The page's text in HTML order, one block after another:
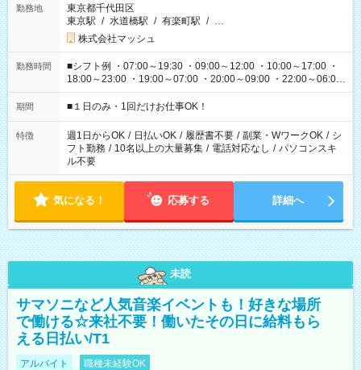
勤務地
東京都千代田区
東京駅 / 水道橋駅 / 有楽町駅 / …
株式会社マッシュ
勤務時間
■シフト例 ・07:00～19:30 ・09:00～12:00 ・10:00～17:00 ・
18:00～23:00 ・19:00～07:00 ・20:00～09:00 ・22:00～06:00
etc ★最短で3時間で5,120円のお仕事から 15時間で2万円近く稼
げるお仕事も！ ご希望のお時間に合わせてご紹介！ ※シフトは
ください！
期間 ■１日のみ・1回だけお仕事OK！
特徴 週1日からOK / 日払いOK / 履歴書不要 / 副業・WワークOK / シ
フト勤務 / 10名以上の大量募集 / 電話対応なし / パソコンスキ
ル不要
気になる！ 応募する 詳細へ
未読
サマソニなど人気音楽イベントも！好きな場所
で働ける☆来社不要！働いたその日に給料もら
える日払い/T1
アルバイト 職種未経験OK